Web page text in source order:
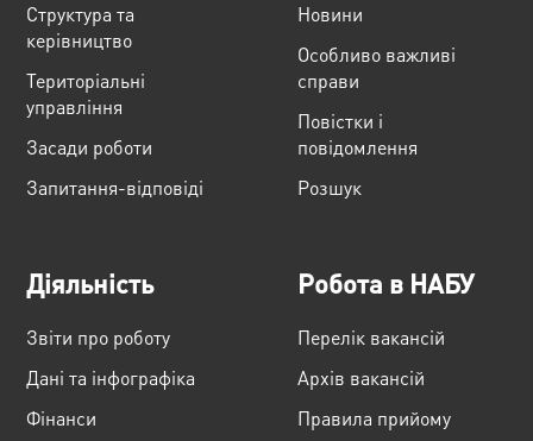
Структура та
керівництво
Територіальні
управління
Засади роботи
Запитання-відповіді
Новини
Особливо важливі
справи
Повістки і
повідомлення
Розшук
Діяльність
Звіти про роботу
Дані та інфографіка
Фінанси
Робота в НАБУ
Перелік вакансій
Архів вакансій
Правила прийому